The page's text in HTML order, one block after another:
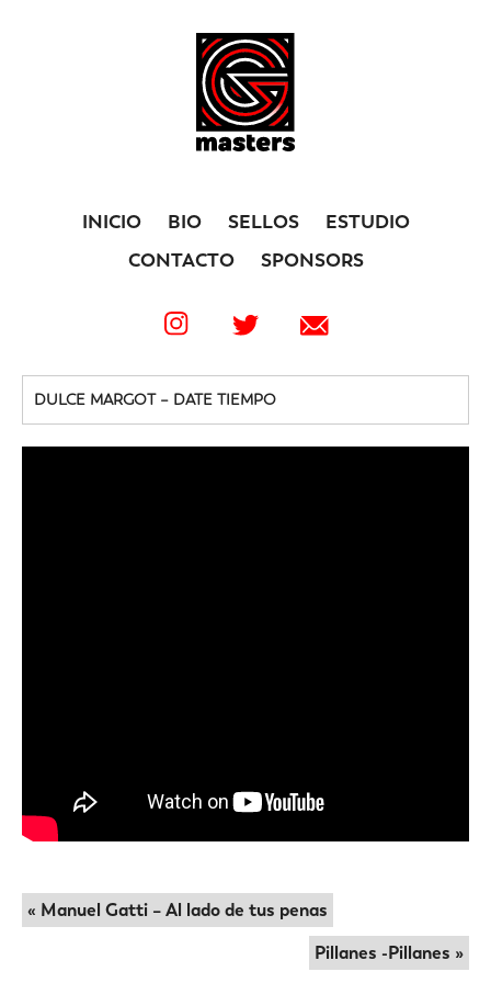
INICIO BIO SELLOS
ESTUDIO
CONTACTO
SPONSORS
DULCE MARGOT – DATE TIEMPO
« Manuel Gatti – Al lado de tus penas
Pillanes -Pillanes »